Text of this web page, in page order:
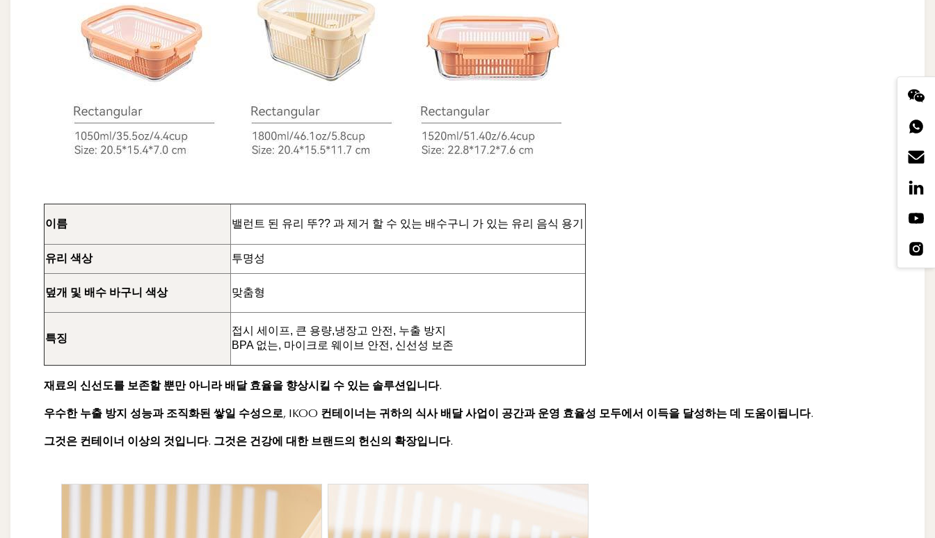
이름 밸런트 된 유리 뚜?? 과 제거 할 수 있는 배수구니 가 있는 유리 음식 용기
유리 색상 투명성
덮개 및 배수 바구니 색상 맞춤형
특징
접시 세이프, 큰 용량,냉장고 안전, 누출 방지
BPA 없는, 마이크로 웨이브 안전, 신선성 보존
재료의 신선도를 보존할 뿐만 아니라 배달 효율을 향상시킬 수 있는 솔루션입니다.
우수한 누출 방지 성능과 조직화된 쌓일 수성으로, IKOO 컨테이너는 귀하의 식사 배달 사업이 공간과 운영 효율성 모두에서 이득을 달성하는 데 도움이됩니다.
그것은 컨테이너 이상의 것입니다. 그것은 건강에 대한 브랜드의 헌신의 확장입니다.